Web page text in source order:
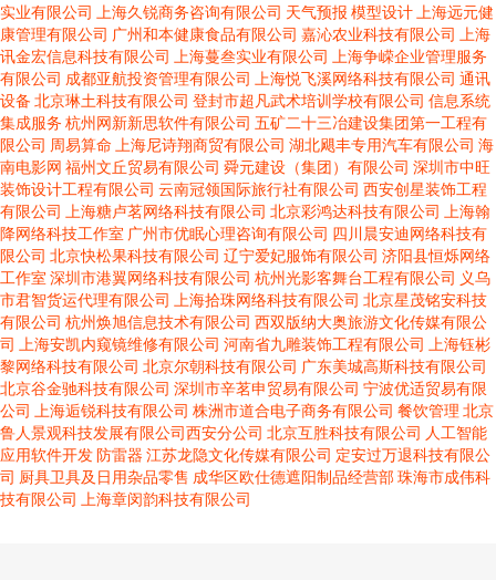
实业有限公司
上海久锐商务咨询有限公司 天气预报 模型设计 上海远元健
康管理有限公司 广州和本健康食品有限公司 嘉沁农业科技有限公司
上海
讯金宏信息科技有限公司
上海蔓叁实业有限公司
上海争嵘企业管理服务
有限公司 成都亚航投资管理有限公司 上海悦飞溪网络科技有限公司 通讯
设备 北京琳土科技有限公司 登封市超凡武术培训学校有限公司 信息系统
集成服务 杭州网新新思软件有限公司 五矿二十三冶建设集团第一工程有
限公司 周易算命 上海尼诗翔商贸有限公司 湖北飓丰专用汽车有限公司 海
南电影网 福州文丘贸易有限公司 舜元建设（集团）有限公司 深圳市中旺
装饰设计工程有限公司 云南冠领国际旅行社有限公司 西安创星装饰工程
有限公司
上海糖卢茗网络科技有限公司 北京彩鸿达科技有限公司
上海翰
降网络科技工作室 广州市优眠心理咨询有限公司 四川晨安迪网络科技有
限公司 北京快松果科技有限公司 辽宁爱妃服饰有限公司 济阳县恒烁网络
工作室 深圳市港翼网络科技有限公司 杭州光影客舞台工程有限公司 义乌
市君智货运代理有限公司
上海拾珠网络科技有限公司 北京星茂铭安科技
有限公司 杭州焕旭信息技术有限公司 西双版纳大奥旅游文化传媒有限公
司
上海安凯内窥镜维修有限公司 河南省九雕装饰工程有限公司
上海钰彬
黎网络科技有限公司 北京尔朝科技有限公司 广东美城高斯科技有限公司
北京谷金驰科技有限公司 深圳市辛茗申贸易有限公司 宁波优适贸易有限
公司
上海逅锐科技有限公司 株洲市道合电子商务有限公司 餐饮管理 北京
鲁人景观科技发展有限公司西安分公司 北京互胜科技有限公司 人工智能
应用软件开发防雷器 江苏龙隐文化传媒有限公司 定安过万退科技有限公
司 厨具卫具及日用杂品零售 成华区欧仕德遮阳制品经营部珠海市成伟科
技有限公司
上海章闵韵科技有限公司